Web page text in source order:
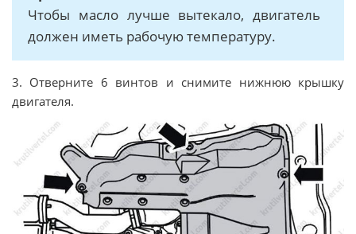
Чтобы масло лучше вытекало, двигатель
должен иметь рабочую температуру.
3. Отверните 6 винтов и снимите нижнюю крышку
двигателя.